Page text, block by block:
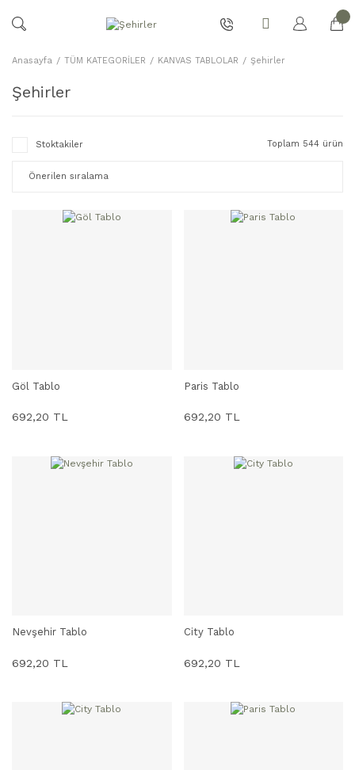
Anasayfa TÜM KATEGORİLER KANVAS TABLOLAR Şehirler
Şehirler
Stoktakiler Toplam 544 ürün
SEPETE EKLE
Göl Tablo
692,20 TL
SEPETE EKLE
Paris Tablo
692,20 TL
SEPETE EKLE
Nevşehir Tablo
692,20 TL
SEPETE EKLE
City Tablo
692,20 TL